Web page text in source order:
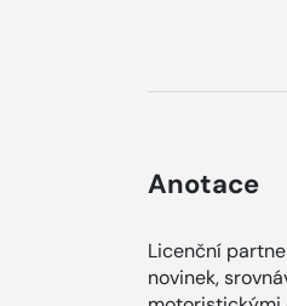
Anotace
Licenční
novinek,